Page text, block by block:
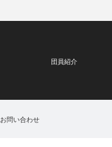
団員紹介
お問い合わせ